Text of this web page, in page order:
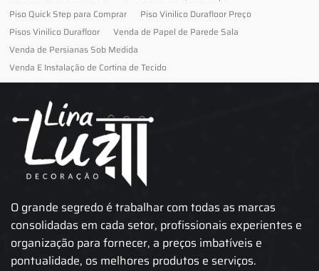
Piso Quick Step para Comprar
Piso Vinilico Durafloor Preço
Pisos Vinilico Durafloor
Venda de Papel de Parede Sala
Venda de Persianas Sob Medida
Venda E Instalação de Cortina de Tecido
O grande segredo é trabalhar com todas as marcas
consolidadas em cada setor, profissionais experientes e
organização para fornecer, a preços imbatíveis e
pontualidade, os melhores produtos e serviços.